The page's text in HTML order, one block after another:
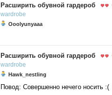
Расширить обувной гардероб
wardrobe
Ooolyunyaaa
Расширить обувной гардероб
wardrobe
Hawk_nestling
Повод: Совершенно нечего носить :(